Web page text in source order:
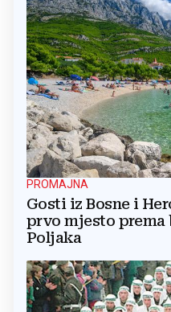
PROMAJNA
Gosti iz Bosne i
prvo mjesto prema
Poljaka